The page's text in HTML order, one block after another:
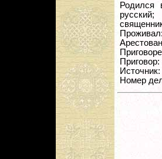
Родился
русский;
Номер